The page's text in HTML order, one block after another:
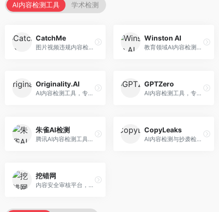
AI内容检测工具 学术检测
CatchMe
图片视频违规内容检测平台，专注于视觉内容安全。面向内容平台，提供图片审核、视频审核、直播监控等服务，视觉检测专业。
Winston AI
教育领域AI内容检测平台，专注于学术诚信。面向教育机构，提供AI内容检测、抄袭检测、报告生成等服务，教育适配性强。
Originality.AI
AI内容检测工具，专注于内容原创性验证。面向内容创作者和出版商，提供AI检测、抄袭检测、批量分析等服务，检测精度高。
GPTZero
AI内容检测工具，专注于AI生成文本识别。面向教育工作者和出版商，提供文本检测、批量分析、API接口等服务，检测准确率高。
朱雀AI检测
腾讯AI内容检测工具，专注于中文内容识别。面向中文用户，提供AI内容检测、文本分析、报告生成等服务，中文检测专业。
CopyLeaks
AI内容检测与抄袭检测平台，专注于内容原创性验证。面向教育机构和出版商，提供AI检测、抄袭检测、多语言支持等服务，检测全面。
挖错网
内容安全审核平台，专注于违规内容检测。面向企业和平台，提供内容审核、敏感词检测、风险预警等服务，安全审核专业。